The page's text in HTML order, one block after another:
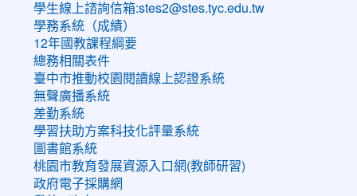
學生線上諮詢信箱:stes2@stes.tyc.edu.tw
學務系統（成績）
12年國教課程綱要
總務相關表件
臺中市推動校園閱讀線上認證系統
無聲廣播系統
差勤系統
學習扶助方案科技化評量系統
圖書館系統
桃園市教育發展資源入口網(教師研習)
政府電子採購網